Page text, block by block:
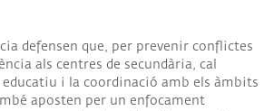
defensen que, per prevenir conflictes
als centres de secundària, cal
i la coordinació amb els àmbits
aposten per un enfocament